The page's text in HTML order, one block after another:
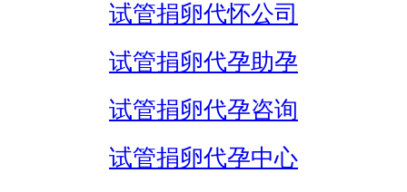
试管捐卵代怀公司
试管捐卵代孕助孕
试管捐卵代孕咨询
试管捐卵代孕中心